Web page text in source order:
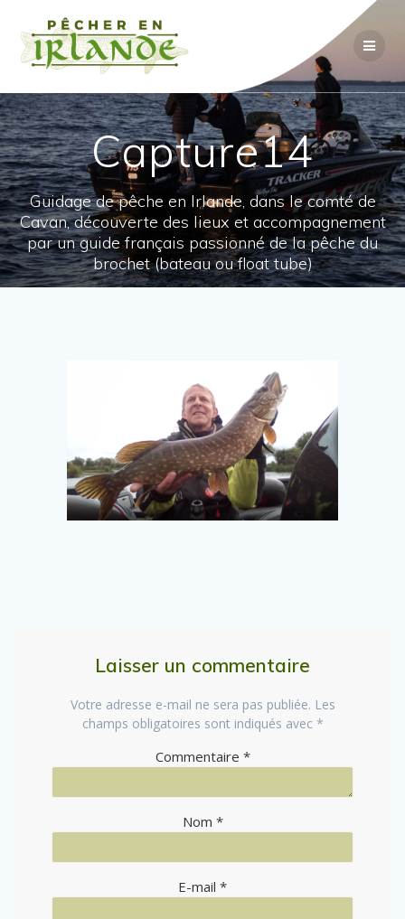
Capture14
Guidage de pêche en Irlande, dans le comté de
Cavan, découverte des lieux et accompagnement
par un guide français passionné de la pêche du
brochet (bateau ou float tube)
Laisser un commentaire
Votre adresse e-mail ne sera pas publiée. Les
champs obligatoires sont indiqués avec *
Commentaire *
Nom *
E-mail *